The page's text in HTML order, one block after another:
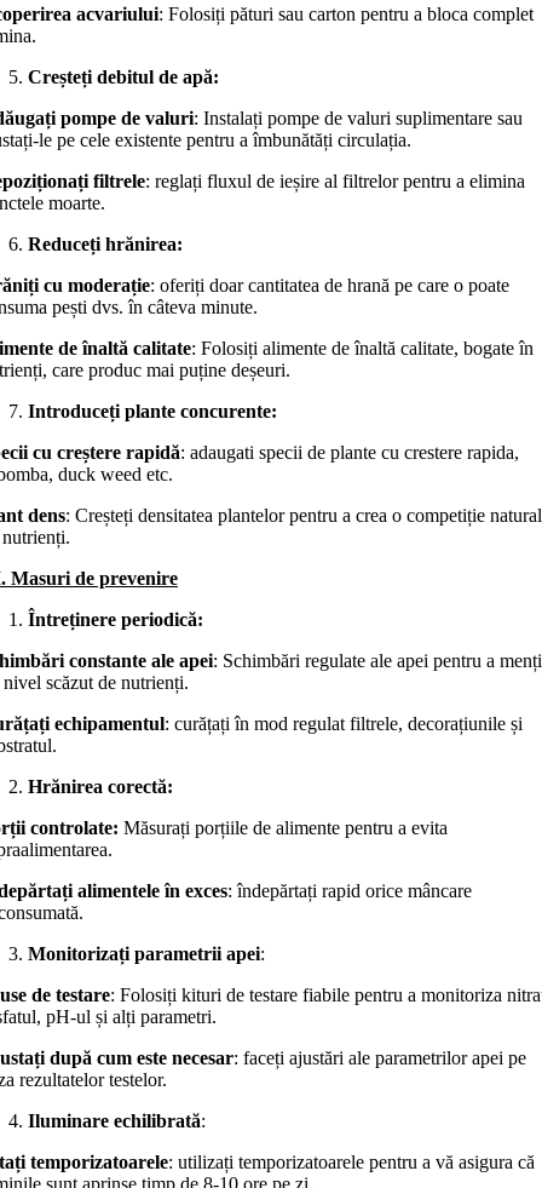
acvariului: Folosiți pături sau carton pentru a bloca complet
Creșteți debitul de apă:
pompe de valuri: Instalați pompe de valuri suplimentare sau
le pe cele existente pentru a îmbunătăți circulația.
filtrele: reglați fluxul de ieșire al filtrelor pentru a elimina
moarte.
Reduceți hrănirea:
cu moderație: oferiți doar cantitatea de hrană pe care o poate
pești dvs. în câteva minute.
de înaltă calitate: Folosiți alimente de înaltă calitate, bogate în
care produc mai puține deșeuri.
Introduceți plante concurente:
cu creștere rapidă: adaugati specii de plante cu crestere rapida,
duck weed etc.
dens: Creșteți densitatea plantelor pentru a crea o competiție
Masuri de prevenire
Întreținere periodică:
constante ale apei: Schimbări regulate ale apei pentru a
scăzut de nutrienți.
echipamentul: curățați în mod regulat filtrele, decorațiunile și
Hrănirea corectă:
controlate: Măsurați porțiile de alimente pentru a evita
alimentele în exces: îndepărtați rapid orice mâncare
Monitorizați parametrii apei:
de testare: Folosiți kituri de testare fiabile pentru a monitoriza
pH-ul și alți parametri.
după cum este necesar: faceți ajustări ale parametrilor apei pe
rezultatelor testelor.
Iluminare echilibrată:
temporizatoarele: utilizați temporizatoarele pentru a vă asigura că
sunt aprinse timp de 8-10 ore pe zi.